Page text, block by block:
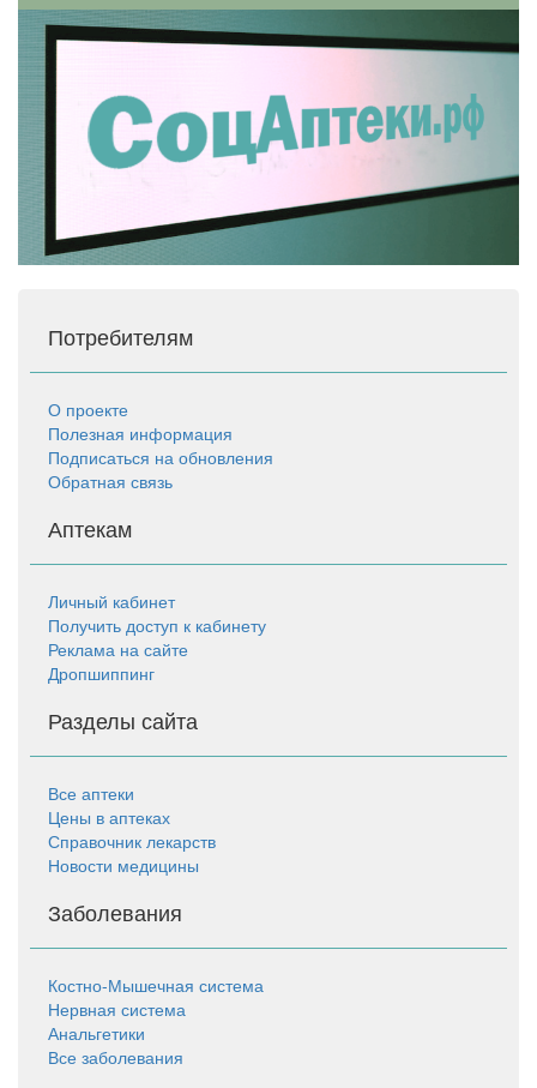
Потребителям
О проекте
Полезная информация
Подписаться на обновления
Обратная связь
Аптекам
Личный кабинет
Получить доступ к кабинету
Реклама на сайте
Дропшиппинг
Разделы сайта
Все аптеки
Цены в аптеках
Справочник лекарств
Новости медицины
Заболевания
Костно-Мышечная система
Нервная система
Анальгетики
Все заболевания